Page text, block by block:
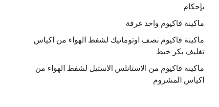
بإحكام
ماكينة فاكيوم واحد غرفة
ماكينة فاكيوم نصف اوتوماتيك لشفط الهواء من اكياس
تغليف بكر خيط
ماكينة فاكيوم من الاستانلس الاستيل لشفط الهواء من
اكياس المشروم